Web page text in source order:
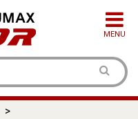
MENU
>